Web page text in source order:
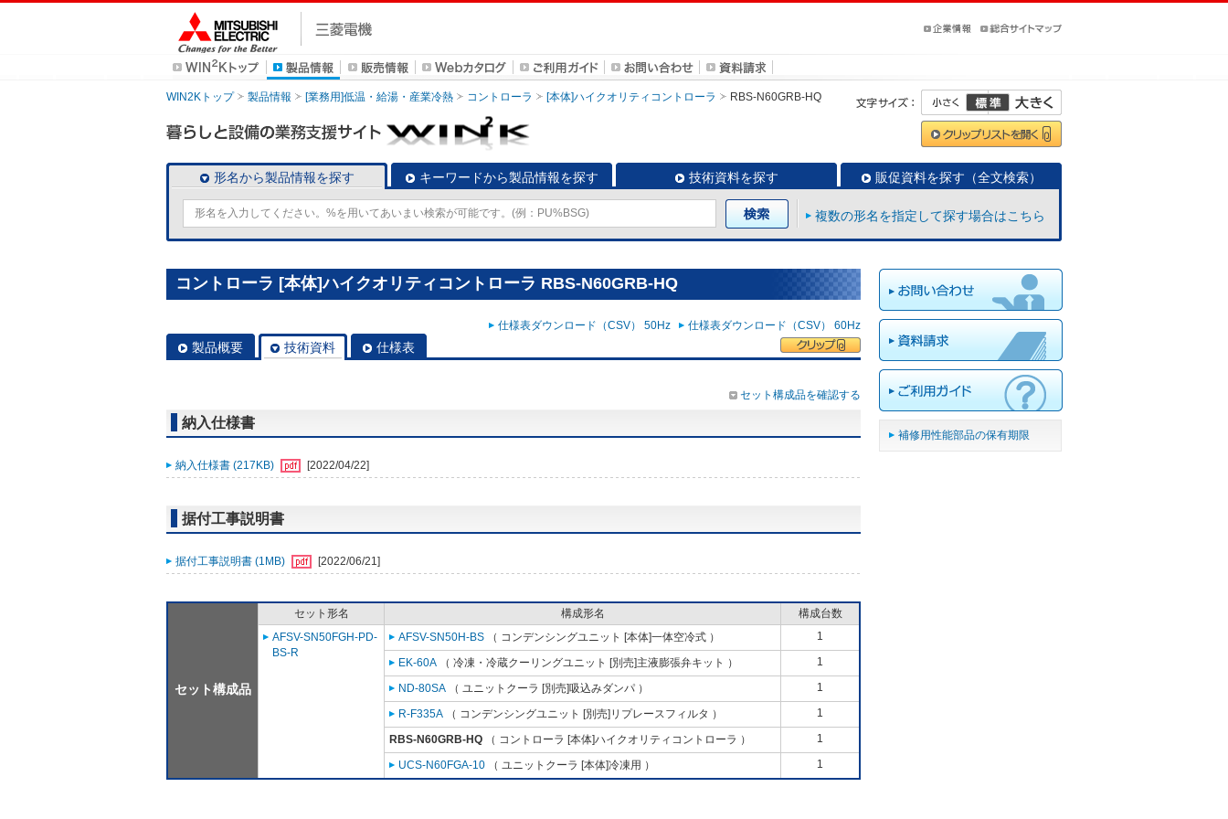
WIN2Kトップ 製品情報 [業務用]低温・給湯・産業冷熱 コントローラ [本体]ハイクオリティコントローラ RBS-N60GRB-HQ
形名から製品情報を探す キーワードから製品情報を探す 技術資料を探す 販促資料を探す（全文検索）
複数の形名を指定して探す場合はこちら
コントローラ [本体]ハイクオリティコントローラ RBS-N60GRB-HQ
仕様表ダウンロード（CSV） 50Hz 仕様表ダウンロード（CSV） 60Hz
製品概要 技術資料 仕様表
セット構成品を確認する
納入仕様書
納入仕様書 (217KB) [2022/04/22]
据付工事説明書
据付工事説明書 (1MB) [2022/06/21]
セット構成品
セット形名 構成形名
構成台数
AFSV-SN50FGH-PD-
BS-R
AFSV-SN50H-BS （ コンデンシングユニット [本体]一体空冷式 ） 1
EK-60A （ 冷凍・冷蔵クーリングユニット [別売]主液膨張弁キット ） 1
ND-80SA （ ユニットクーラ [別売]吸込みダンパ ） 1
R-F335A （ コンデンシングユニット [別売]リプレースフィルタ ） 1
RBS-N60GRB-HQ （ コントローラ [本体]ハイクオリティコントローラ ） 1
UCS-N60FGA-10 （ ユニットクーラ [本体]冷凍用 ） 1
補修用性能部品の保有期限